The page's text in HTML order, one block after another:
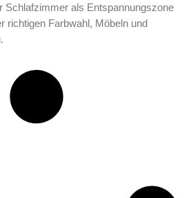
Schlafzimmer als Entspannungszone
richtigen Farbwahl, Möbeln und